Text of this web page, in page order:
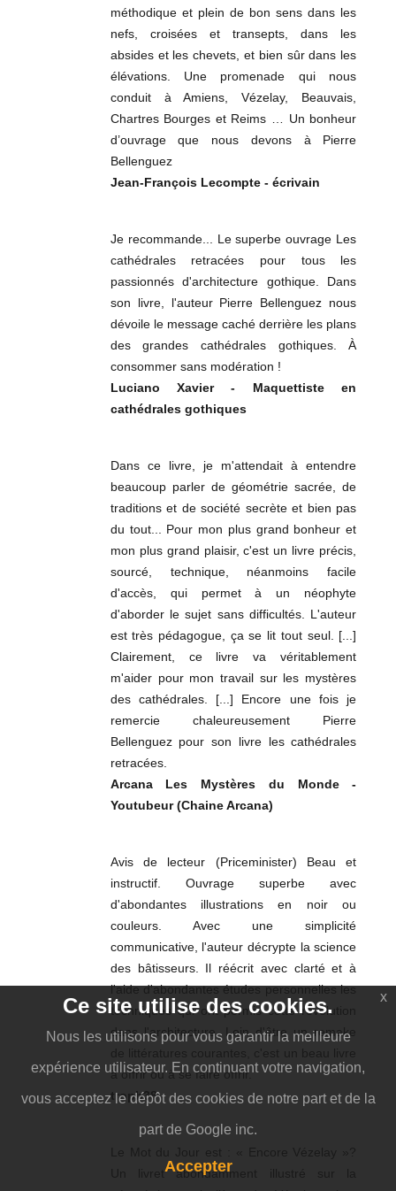
méthodique et plein de bon sens dans les
nefs, croisées et transepts, dans les
absides et les chevets, et bien sûr dans les
élévations. Une promenade qui nous
conduit à Amiens, Vézelay, Beauvais,
Chartres Bourges et Reims … Un bonheur
d’ouvrage que nous devons à Pierre
Bellenguez
Jean-François Lecompte - écrivain
Je recommande... Le superbe ouvrage Les
cathédrales retracées pour tous les
passionnés d'architecture gothique. Dans
son livre, l'auteur Pierre Bellenguez nous
dévoile le message caché derrière les plans
des grandes cathédrales gothiques. À
consommer sans modération !
Luciano Xavier - Maquettiste en
cathédrales gothiques
Dans ce livre, je m'attendait à entendre
beaucoup parler de géométrie sacrée, de
traditions et de société secrète et bien pas
du tout... Pour mon plus grand bonheur et
mon plus grand plaisir, c'est un livre précis,
sourcé, technique, néanmoins facile
d'accès, qui permet à un néophyte
d'aborder le sujet sans difficultés. L'auteur
est très pédagogue, ça se lit tout seul. [...]
Clairement, ce livre va véritablement
m'aider pour mon travail sur les mystères
des cathédrales. [...] Encore une fois je
remercie chaleureusement Pierre
Bellenguez pour son livre les cathédrales
retracées.
Arcana Les Mystères du Monde -
Youtubeur (Chaine Arcana)
Avis de lecteur (Priceminister) Beau et
instructif. Ouvrage superbe avec
d'abondantes illustrations en noir ou
couleurs. Avec une simplicité
communicative, l'auteur décrypte la science
des bâtisseurs. Il réécrit avec clarté et à
l'aide d'abondantes études personnelles les
techniques qui ont permis cette révolution
dans l'architecture. Loin d'être un remake
à offrir ou à se faire offrir.
troph38
Un livret abondamment illustré sur la
Ce site utilise des cookies.
Nous les utilisons pour vous garantir la meilleure
expérience utilisateur. En continuant votre navigation,
vous acceptez le dépôt des cookies de notre part et de la
part de Google inc.
Accepter
x